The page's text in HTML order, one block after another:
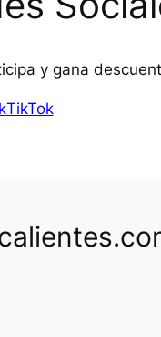
y gana
TikTok